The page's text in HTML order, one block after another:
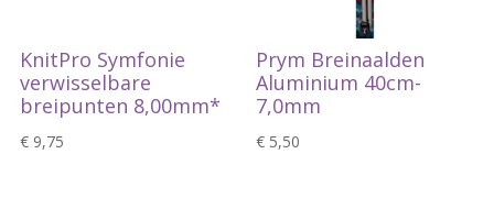
KnitPro Symfonie
verwisselbare
breipunten 8,00mm*
€9,75
Prym Breinaalden
Aluminium 40cm-
7,0mm
€ 5,50